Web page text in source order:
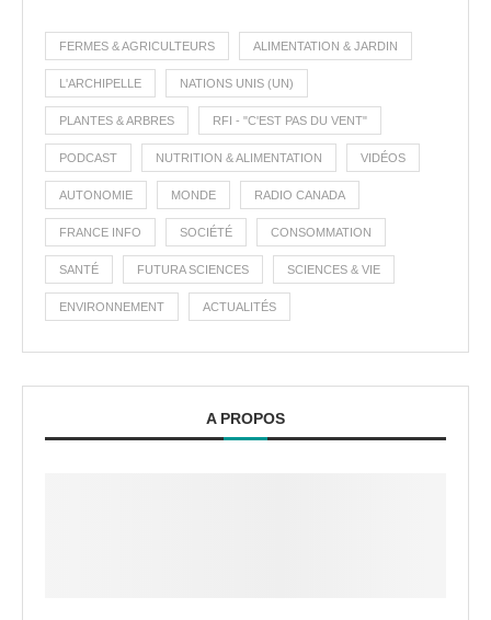
FERMES & AGRICULTEURS ALIMENTATION & JARDIN
L'ARCHIPELLE NATIONS UNIS (UN)
PLANTES & ARBRES RFI - "C'EST PAS DU VENT"
PODCAST NUTRITION & ALIMENTATION VIDÉOS
AUTONOMIE MONDE RADIO CANADA
FRANCE INFO SOCIÉTÉ CONSOMMATION
SANTÉ FUTURA SCIENCES SCIENCES & VIE
ENVIRONNEMENT ACTUALITÉS
A PROPOS